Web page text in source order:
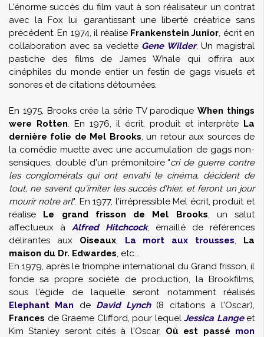
L'énorme succès du film vaut à son réalisateur un contrat
avec la Fox lui garantissant une liberté créatrice sans
précédent. En 1974, il réalise Frankenstein Junior, écrit en
collaboration avec sa vedette Gene Wilder. Un magistral
pastiche des films de James Whale qui offrira aux
cinéphiles du monde entier un festin de gags visuels et
sonores et de citations détournées.
En 1975, Brooks crée la série TV parodiqueWhen things
were Rotten. En 1976, il écrit, produit et interprète La
dernière folie de Mel Brooks, un retour aux sources de
la comédie muette avec une accumulation de gags non-
sensiques, doublé d'un prémonitoire "cri de guerre contre
les conglomérats qui ont envahi le cinéma, décident de
tout, ne savent qu'imiter les succès d'hier, et feront un jour
mourir notre art". En 1977, l'irrépressible Mel écrit, produit et
réalise Le grand frisson de Mel Brooks, un salut
affectueux à Alfred Hitchcock, émaillé de références
délirantes aux Oiseaux, La mort aux trousses, La
maison du Dr. Edwardes, etc...
En 1979, après le triomphe international du Grand frisson, il
fonde sa propre société de production, la Brookfilms,
sous l'égide de laquelle seront notamment réalisés
Elephant Man de David Lynch(8 citations à l'Oscar),
Frances de Graeme Clifford, pour lequel Jessica Langeet
Kim Stanley seront cités à l'Oscar, Où est passé mon